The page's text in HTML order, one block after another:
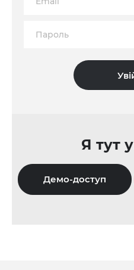
Я тут
Демо-доступ